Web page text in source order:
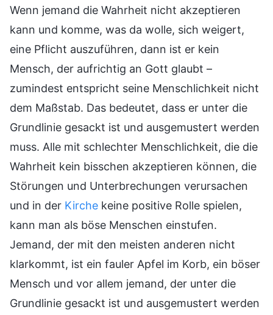
Wenn jemand die Wahrheit nicht akzeptieren
kann und komme, was da wolle, sich weigert,
eine Pflicht auszuführen, dann ist er kein
Mensch, der aufrichtig an Gott glaubt –
zumindest entspricht seine Menschlichkeit nicht
dem Maßstab. Das bedeutet, dass er unter die
Grundlinie gesackt ist und ausgemustert werden
muss. Alle mit schlechter Menschlichkeit, die die
Wahrheit kein bisschen akzeptieren können, die
Störungen und Unterbrechungen verursachen
und in der Kirche keine positive Rolle spielen,
kann man als böse Menschen einstufen.
Jemand, der mit den meisten anderen nicht
klarkommt, ist ein fauler Apfel im Korb, ein böser
Mensch und vor allem jemand, der unter die
Grundlinie gesackt ist und ausgemustert werden